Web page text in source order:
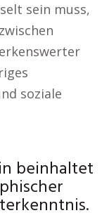
sein muss,
soziale
beinhaltet